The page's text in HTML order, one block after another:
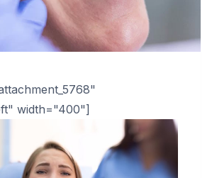
width="400"]